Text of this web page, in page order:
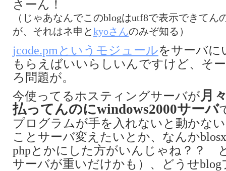
さーん！
（じゃあなんでこのblogはutf8で表示できてん
が、それはネ申とkyoさんのみぞ知る）
jcode.pmというモジュールをサーバに
もらえばいいらしいんですけど、そ
ろ問題が。
今使ってるホスティングサーバが月
払ってんのにwindows2000サーバ
プログラムが手を入れないと動かな
ことサーバ変えたいとか、なんか
phpとかにした方がいんじゃね？？
サーバが重いだけかも）、どうせ